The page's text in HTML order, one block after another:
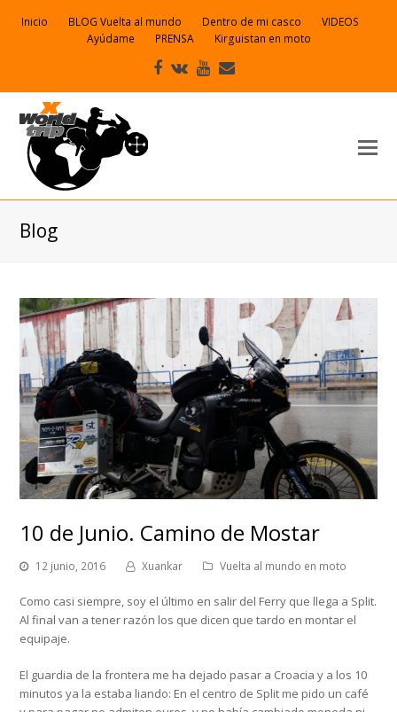
Inicio BLOG Vuelta al mundo Dentro de mi casco
VIDEOS
Ayúdame
PRENSA Kirguistan en moto
Facebook
VK Youtube
electrónico
Blog
10 de Junio. Camino de Mostar
12 junio, 2016 Xuankar Vuelta al mundo en moto
Como casi siempre, soy el último en salir del Ferry que llega a Split.
Al final van a tener razón los que dicen que tardo en montar el
equipaje.
El guardia de la frontera me ha dejado pasar a Croacia y a los 10
minutos ya la estaba liando: En el centro de Split me pido un café